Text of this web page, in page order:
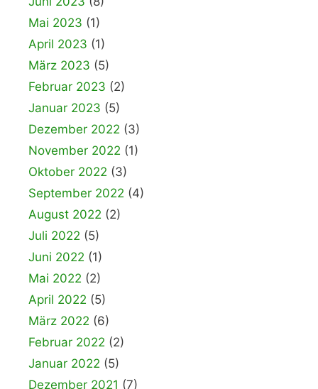
Mai 2023 (1)
April 2023 (1)
März 2023 (5)
Februar 2023 (2)
Januar 2023 (5)
Dezember 2022 (3)
November 2022 (1)
Oktober 2022 (3)
September 2022 (4)
August 2022 (2)
Juli 2022 (5)
Juni 2022 (1)
Mai 2022 (2)
April 2022 (5)
März 2022 (6)
Februar 2022 (2)
Januar 2022 (5)
Dezember 2021 (7)